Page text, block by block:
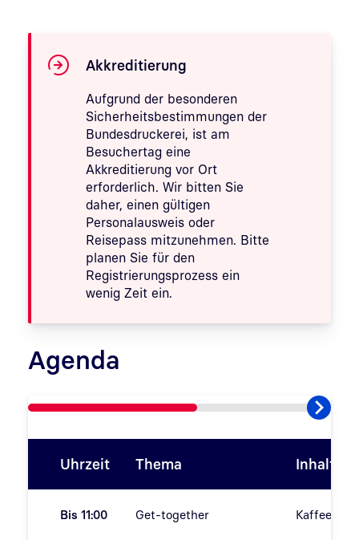
Akkreditierung
Aufgrund der besonderen
Sicherheitsbestimmungen der
Bundesdruckerei, ist am
Besuchertag eine
Akkreditierung vor Ort
erforderlich. Wir bitten Sie
daher, einen gültigen
Personalausweis oder
Reisepass mitzunehmen. Bitte
planen Sie für den
Registrierungsprozess ein
wenig Zeit ein.
Agenda
Uhrzeit Thema Inhalt
Bis 11:00 Get-together